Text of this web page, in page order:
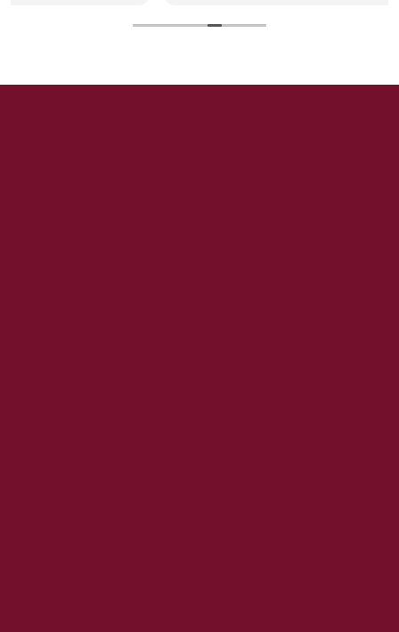
Le déménagement a été super efficace, rapide,